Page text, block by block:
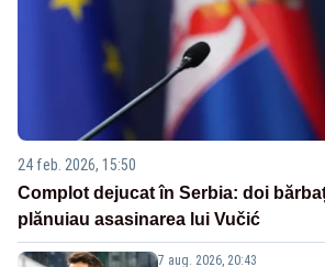
24 feb. 2026, 15:50
Complot dejucat în Serbia: doi
plănuiau asasinarea lui Vučić
7 aug. 2026, 20:43